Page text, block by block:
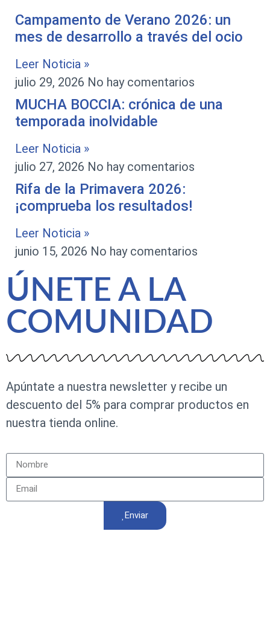
Campamento de Verano 2026: un
mes de desarrollo a través del ocio
Leer Noticia »
julio 29, 2026 No hay comentarios
MUCHA BOCCIA: crónica de una
temporada inolvidable
Leer Noticia »
julio 27, 2026 No hay comentarios
Rifa de la Primavera 2026:
¡comprueba los resultados!
Leer Noticia »
junio 15, 2026 No hay comentarios
ÚNETE A LA
COMUNIDAD
Apúntate a nuestra newsletter y recibe un
descuento del 5% para comprar productos en
nuestra tienda online.
Enviar